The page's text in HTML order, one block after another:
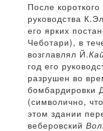
После
руководства
его ярких
Чеботари), в
возглавлял Й.
год его
разрушен во
бомбардировки
(символично,
этом здании
веберовский